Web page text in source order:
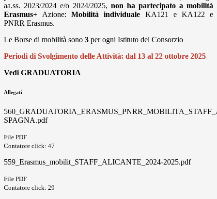
aa.ss. 2023/2024 e/o 2024/2025, non ha partecipato a mobilità
Erasmus+ Azione:Mobilità individuale KA121 e KA122 e
PNRR Erasmus.
Le Borse di mobilità sono 3 per ogni Istituto del Consorzio
Periodi di Svolgimento delle Attività: dal 13 al 22 ottobre 2025
Vedi GRADUATORIA
Allegati
SPAGNA.pdf
File PDF
Contatore click: 47
559_Erasmus_mobilit_STAFF_ALICANTE_2024-2025.pdf
File PDF
Contatore click: 29